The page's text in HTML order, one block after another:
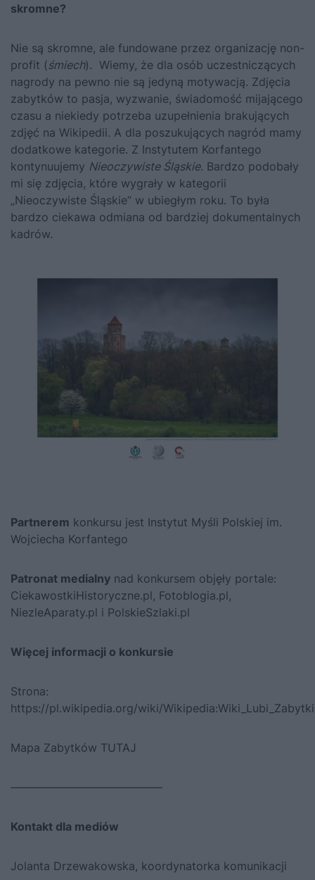
skromne?
Nie są skromne, ale fundowane przez organizację non-
profit (śmiech). Wiemy, że dla osób uczestniczących
nagrody na pewno nie są jedyną motywacją. Zdjęcia
zabytków to pasja, wyzwanie, świadomość mijającego
czasu a niekiedy potrzeba uzupełnienia brakujących
zdjęć na Wikipedii. A dla poszukujących nagród mamy
dodatkowe kategorie. Z Instytutem Korfantego
kontynuujemy Nieoczywiste Śląskie. Bardzo podobały
mi się zdjęcia, które wygrały w kategorii
„Nieoczywiste Śląskie” w ubiegłym roku. To była
bardzo ciekawa odmiana od bardziej dokumentalnych
kadrów.
Partnerem konkursu jest Instytut Myśli Polskiej im.
Wojciecha Korfantego
Patronat medialny nad konkursem objęły portale:
CiekawostkiHistoryczne.pl, Fotoblogia.pl,
NiezleAparaty.pl i PolskieSzlaki.pl
Więcej informacji o konkursie
Strona:
https://pl.wikipedia.org/wiki/Wikipedia:Wiki_Lubi_Zabytki
Mapa Zabytków TUTAJ
—————————————–
Kontakt dla mediów
Jolanta Drzewakowska, koordynatorka komunikacji